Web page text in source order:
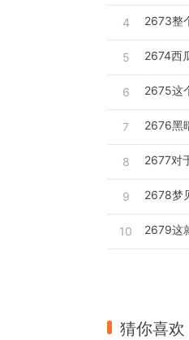
4 2673整
5 2674西
6 2675这
7
8 2677对
9 2678梦
10 2679这
猜你喜欢